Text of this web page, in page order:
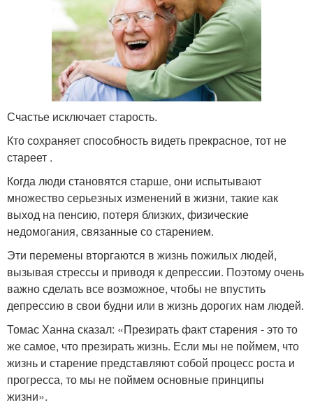
Счастье исключает старость.
Кто сохраняет способность видеть прекрасное, тот не
стареет .
Когда люди становятся старше, они испытывают
множество серьезных изменений в жизни, такие как
выход на пенсию, потеря близких, физические
недомогания, связанные со старением.
Эти перемены вторгаются в жизнь пожилых людей,
вызывая стрессы и приводя к депрессии. Поэтому очень
важно сделать все возможное, чтобы не впустить
депрессию в свои будни или в жизнь дорогих нам людей.
Томас Ханна сказал: «Презирать факт старения - это то
же самое, что презирать жизнь. Если мы не поймем, что
жизнь и старение представляют собой процесс роста и
прогресса, то мы не поймем основные принципы
жизни».